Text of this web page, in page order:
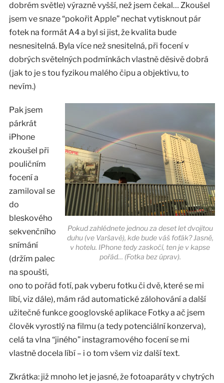
dobrém světle) výrazně vyšší, než jsem čekal… Zkoušel
jsem ve snaze “pokořit Apple” nechat vytisknout pár
fotek na formát A4 a byl si jist, že kvalita bude
nesnesitelná. Byla více než snesitelná, při focení v
dobrých světelných podmínkách vlastně děsivě dobrá
(jak to je s tou fyzikou malého čipu a objektivu, to
nevím.)
Pokud zahlédnete jednou za deset let dvojitou
duhu (ve Varšavě), kde bude váš foťák? Jasně,
v hotelu. IPhone tedy zaskočí, ten je v kapse
pořád… (Fotka bez úprav).
Pak jsem
párkrát
iPhone
zkoušel při
pouličním
focení a
zamiloval se
do
bleskového
sekvenčního
snímání
(držím palec
na spoušti,
ono to pořád fotí, pak vyberu fotku či dvě, které se mi
líbí, viz dále), mám rád automatické zálohování a další
užitečné funkce googlovské aplikace Fotky a ač jsem
člověk vyrostlý na filmu (a tedy potenciální konzerva),
celá ta vlna “jiného” instagramového focení se mi
vlastně docela líbí – i o tom všem viz další text.
Zkrátka: již mnoho let je jasné, že fotoaparáty v chytrých